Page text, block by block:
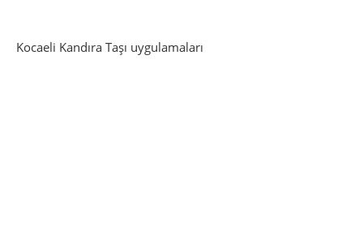
Kocaeli Kandıra Taşı uygulamaları